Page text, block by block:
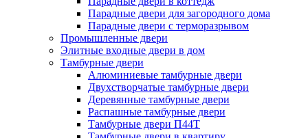
Парадные двери для загородного дома
Парадные двери с терморазрывом
Промышленные двери
Элитные входные двери в дом
Тамбурные двери
Алюминиевые тамбурные двери
Двухстворчатые тамбурные двери
Деревянные тамбурные двери
Распашные тамбурные двери
Тамбурные двери П44Т